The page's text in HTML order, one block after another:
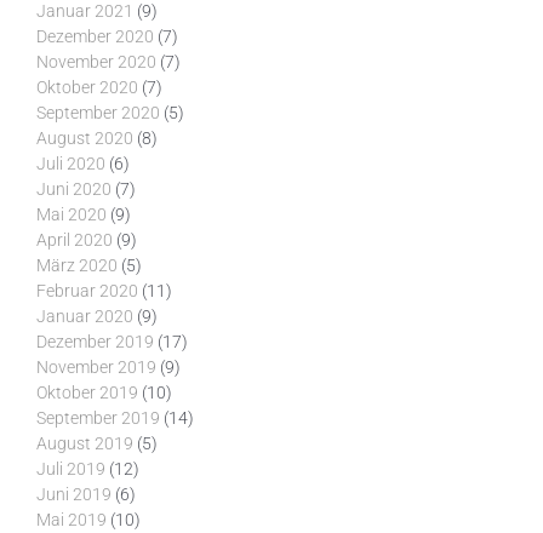
Januar 2021 (9)
Dezember 2020 (7)
November 2020 (7)
Oktober 2020 (7)
September 2020 (5)
August 2020 (8)
Juli 2020 (6)
Juni 2020 (7)
Mai 2020 (9)
April 2020 (9)
März 2020 (5)
Februar 2020 (11)
Januar 2020 (9)
Dezember 2019 (17)
November 2019 (9)
Oktober 2019 (10)
September 2019 (14)
August 2019 (5)
Juli 2019 (12)
Juni 2019 (6)
Mai 2019 (10)